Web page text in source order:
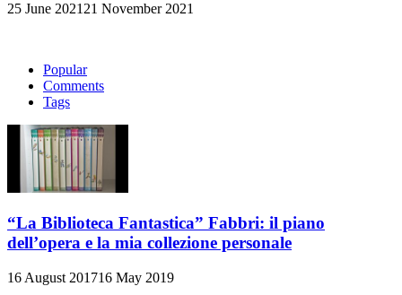
25 June 2021 21 November 2021
Popular
Comments
Tags
“La Biblioteca Fantastica” Fabbri: il piano
dell’opera e la mia collezione personale
16 August 201716 May 2019